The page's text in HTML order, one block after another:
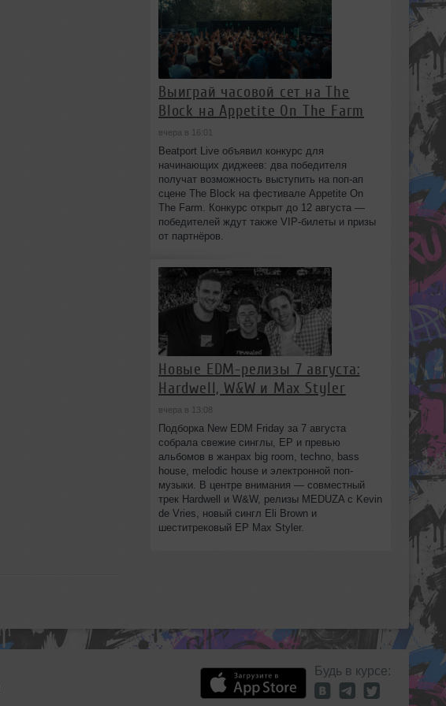
Выиграй часовой сет на The
Block на Appetite On The Farm
вчера в 16:01
Beatport Live объявил конкурс для
начинающих диджеев: два победителя
получат возможность выступить на поп‑ап
сцене The Block на фестивале Appetite On
The Farm. Конкурс открыт до 12 августа —
победителей ждут также VIP‑билеты и призы
от партнёров.
Новые EDM-релизы 7 августа:
Hardwell, W&W и Max Styler
вчера в 13:08
Подборка New EDM Friday за 7 августа
собрала свежие синглы, EP и превью
альбомов в жанрах big room, techno, bass
house, melodic house и электронной поп-
музыки. В центре внимания — совместный
трек Hardwell и W&W, релизы MEDUZA с Kevin
de Vries, новый сингл Eli Brown и
шеститрековый EP Max Styler.
Будь в курсе: